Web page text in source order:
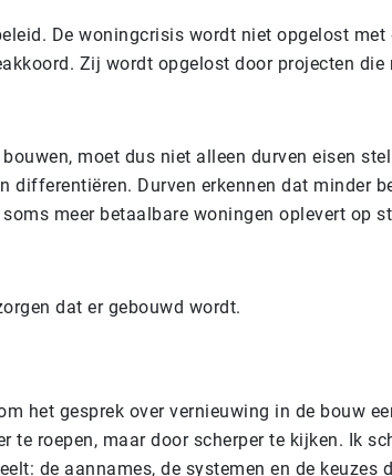
De woningcrisis wordt niet opgelost met
Zij wordt opgelost door projecten die
moet dus niet alleen durven eisen
differentiëren. Durven erkennen dat minder
meer betaalbare woningen oplevert op
dat er gebouwd wordt.
het gesprek over vernieuwing in de bouw
te roepen, maar door scherper te kijken. Ik
de aannames, de systemen en de keuzes